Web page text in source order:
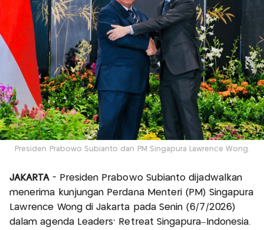
Presiden Prabowo Subianto dan PM Singapura Lawrence Wong.
JAKARTA - Presiden Prabowo Subianto dijadwalkan
menerima kunjungan Perdana Menteri (PM) Singapura
Lawrence Wong di Jakarta pada Senin (6/7/2026)
dalam agenda Leaders' Retreat Singapura–Indonesia.